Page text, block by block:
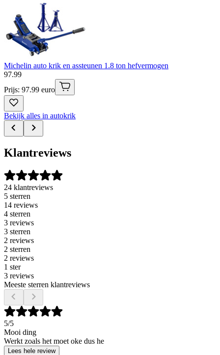
Michelin auto krik en assteunen 1.8 ton hefvermogen
97.99
Prijs: 97.99 euro
Bekijk alles in autokrik
Klantreviews
24 klantreviews
5 sterren
14 reviews
4 sterren
3 reviews
3 sterren
2 reviews
2 sterren
2 reviews
1 ster
3 reviews
Meeste sterren klantreviews
5/5
Mooi ding
Werkt zoals het moet oke dus he
Lees hele review